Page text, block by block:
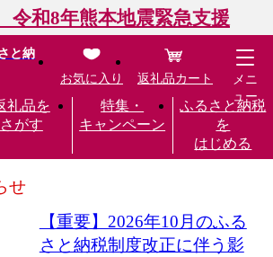
令和8年熊本地震緊急支援
と納
礼品を
さがす
特集・
キャンペーン
ふるさと納税
を
はじめる
お気に入り 返礼品カート
メニ
ュー
せ
【重要】2026年10月のふる
さと納税制度改正に伴う影